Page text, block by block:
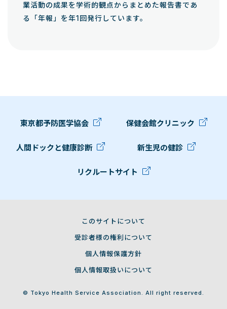
業活動の成果を学術的観点からまとめた報告書であ
る「年報」を年1回発行しています。
東京都予防医学協会 保健会館クリニック
人間ドックと健康診断 新生児の健診
リクルートサイト
このサイトについて
受診者様の権利について
個人情報保護方針
個人情報取扱いについて
© Tokyo Health Service Association. All right reserved.